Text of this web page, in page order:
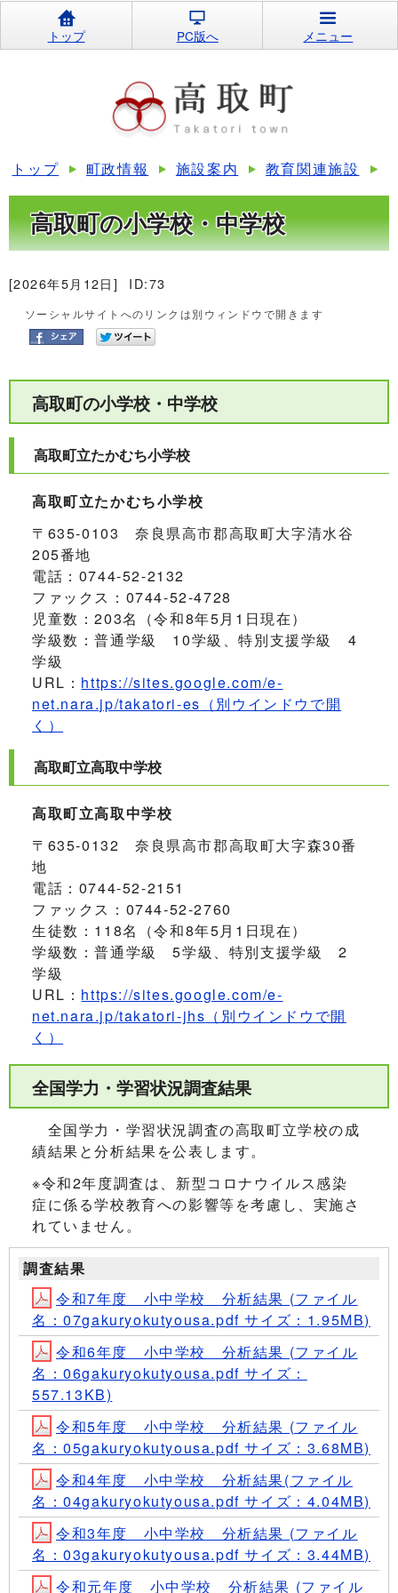
トップ PC版へ メニュー
トップ 町政情報 施設案内 教育関連施設
高取町の小学校・中学校
[2026年5月12日] ID:73
ソーシャルサイトへのリンクは別ウィンドウで開きます
高取町の小学校・中学校
高取町立たかむち小学校
高取町立たかむち小学校
〒635‐0103 奈良県高市郡高取町大字清水谷
205番地
電話：0744-52-2132
ファックス：0744-52-4728
児童数：203名（令和8年5月1日現在）
学級数：普通学級 10学級、特別支援学級 4
学級
URL： https://sites.google.com/e-
net.nara.jp/takatori-es （別ウインドウで開
く）
高取町立高取中学校
高取町立高取中学校
〒635‐0132 奈良県高市郡高取町大字森30番
地
電話：0744-52-2151
ファックス：0744‐52‐2760
生徒数：118名（令和8年5月1日現在）
学級数：普通学級 5学級、特別支援学級 2
学級
URL： https://sites.google.com/e-
net.nara.jp/takatori-jhs （別ウインドウで開
く）
全国学力・学習状況調査結果
全国学力・学習状況調査の高取町立学校の成
績結果と分析結果を公表します。
※令和2年度調査は、新型コロナウイルス感染
症に係る学校教育への影響等を考慮し、実施さ
れていません。
調査結果
令和7年度 小中学校 分析結果 (ファイル
名：07gakuryokutyousa.pdf サイズ：1.95MB)
令和6年度 小中学校 分析結果 (ファイル
名：06gakuryokutyousa.pdf サイズ：
557.13KB)
令和5年度 小中学校 分析結果 (ファイル
名：05gakuryokutyousa.pdf サイズ：3.68MB)
令和4年度 小中学校 分析結果(ファイル
名：04gakuryokutyousa.pdf サイズ：4.04MB)
令和3年度 小中学校 分析結果 (ファイル
名：03gakuryokutyousa.pdf サイズ：3.44MB)
令和元年度 小中学校 分析結果 (ファイル